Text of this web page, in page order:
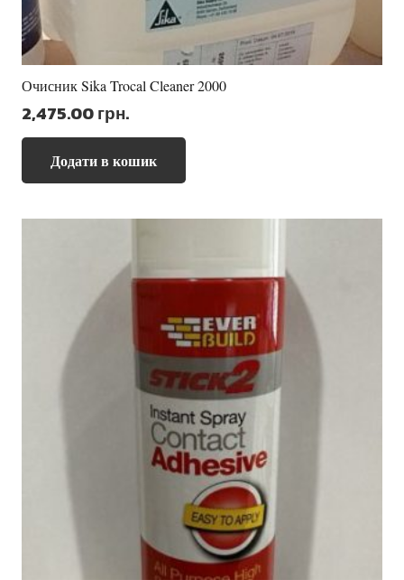
Очисник Sika Trocal Cleaner 2000
2,475.00грн.
Додати в кошик